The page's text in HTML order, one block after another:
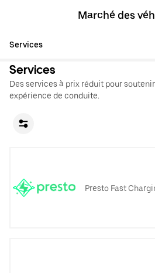
Marché des
Services
Services
Des services à prix réduit pour
expérience de conduite.
Presto Fast